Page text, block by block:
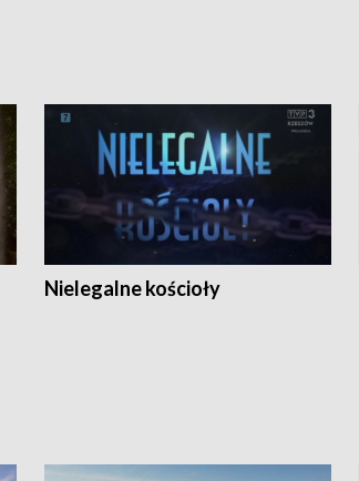
Nielegalne kościoły